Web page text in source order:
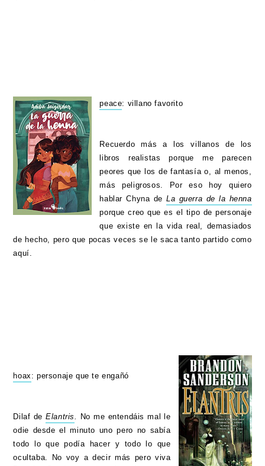
peace: villano favorito
Recuerdo más a los villanos de los
libros realistas porque me parecen
peores que los de fantasía o, al menos,
más peligrosos. Por eso hoy quiero
hablar Chyna deLa guerra de la henna
porque creo que es el tipo de personaje
que existe en la vida real, demasiados
de hecho, pero que pocas veces se le saca tanto partido como
aquí.
hoax: personaje que te engañó
Dilaf deElantris.
No me entendáis mal le
odie desde el minuto uno pero no sabía
todo lo que podía hacer y todo lo que
ocultaba. No voy a decir más pero viva